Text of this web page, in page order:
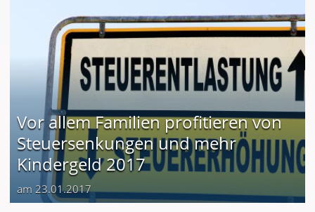
Vor allem Familien profitieren von
Steuersenkungen und mehr
Kindergeld 2017
am 23.01.2017